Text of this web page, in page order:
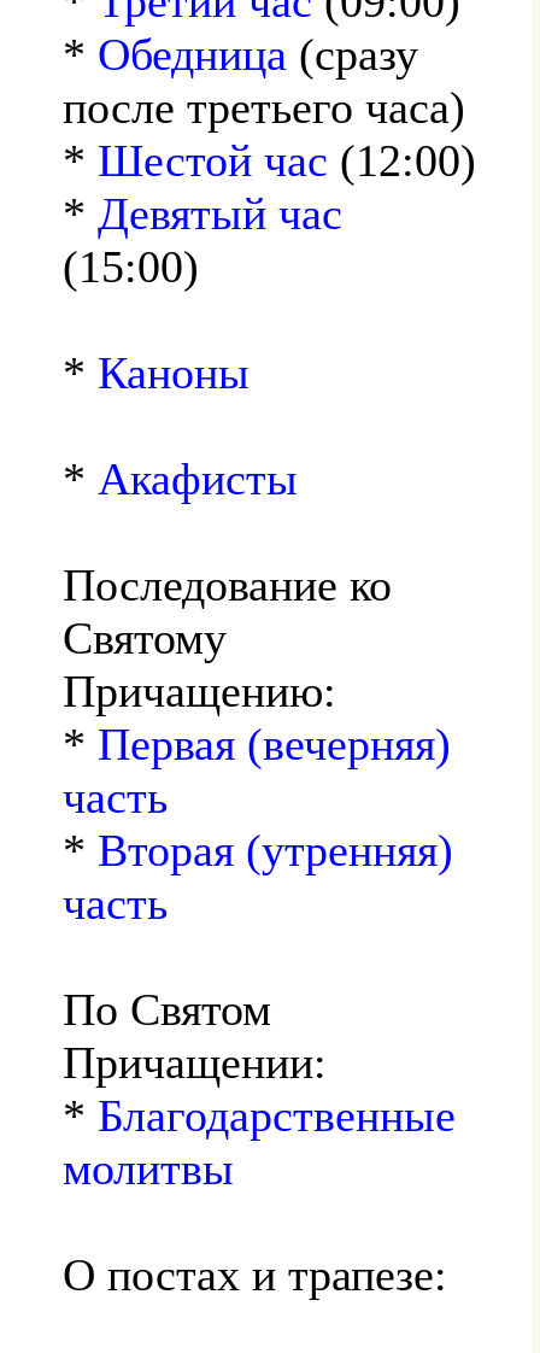
* Обедница (сразу
после третьего часа)
* Шестой час (12:00)
* Девятый час
(15:00)
* Каноны
* Акафисты
Последование ко
Святому
Причащению:
* Первая (вечерняя)
часть
* Вторая (утренняя)
часть
По Святом
Причащении:
* Благодарственные
молитвы
О постах и трапезе: